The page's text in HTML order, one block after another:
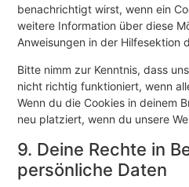
benachrichtigt wirst, wenn ein
weitere Information über diese
Anweisungen in der Hilfesektion
Bitte nimm zur Kenntnis, dass
nicht richtig funktioniert, wenn
Wenn du die Cookies in deinem
neu platziert, wenn du unsere
9. Deine Rechte in
persönliche Daten